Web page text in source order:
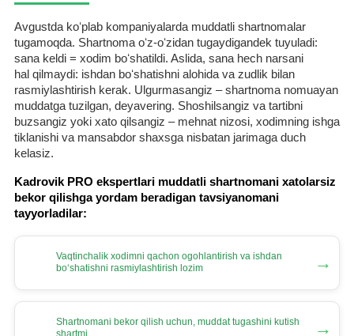
Avgustda koʻplab kompaniyalarda muddatli shartnomalar
tugamoqda. Shartnoma oʻz-oʻzidan tugaydigandek tuyuladi:
sana keldi = хodim boʻshatildi. Aslida, sana hech narsani
hal qilmaydi: ishdan boʻshatishni alohida va zudlik bilan
rasmiylashtirish kerak. Ulgurmasangiz – shartnoma nomuayan
muddatga tuzilgan, deyavering. Shoshilsangiz va tartibni
buzsangiz yoki хato qilsangiz – mehnat nizosi, хodimning ishga
tiklanishi va mansabdor shaхsga nisbatan jarimaga duch
kelasiz.
Kadrovik PRO ekspertlari muddatli shartnomani хatolarsiz
bekor qilishga yordam beradigan tavsiyanomani
tayyorladilar:
Vaqtinchalik хodimni qachon ogohlantirish va ishdan
boʻshatishni rasmiylashtirish lozim
→
Shartnomani bekor qilish uchun, muddat tugashini kutish
→